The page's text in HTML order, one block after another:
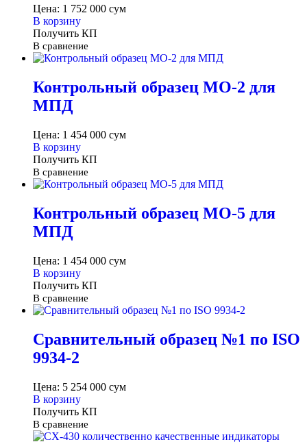
Цена: 1 752 000 сум
В корзину
Получить КП
В сравнение
Контрольный образец МО-2 для
МПД
Цена: 1 454 000 сум
В корзину
Получить КП
В сравнение
Контрольный образец МО-5 для
МПД
Цена: 1 454 000 сум
В корзину
Получить КП
В сравнение
Сравнительный образец №1 по ISO
9934-2
Цена: 5 254 000 сум
В корзину
Получить КП
В сравнение